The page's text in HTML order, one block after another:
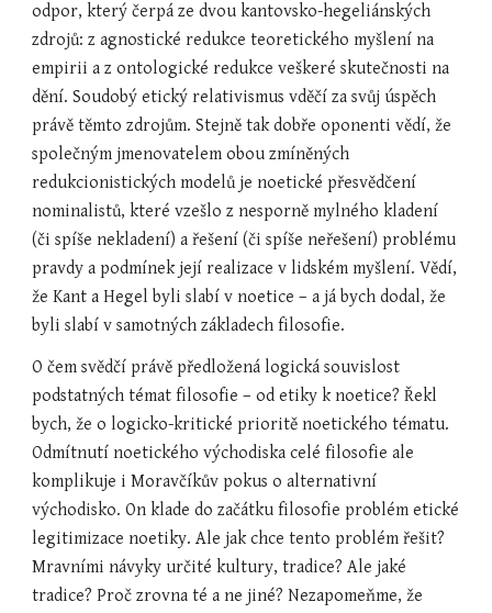
odpor, který čerpá ze dvou kantovsko-hegeliánských
zdrojů: z agnostické redukce teoretického myšlení na
empirii a z ontologické redukce veškeré skutečnosti na
dění. Soudobý etický relativismus vděčí za svůj úspěch
právě těmto zdrojům. Stejně tak dobře oponenti vědí, že
společným jmenovatelem obou zmíněných
redukcionistických modelů je noetické přesvědčení
nominalistů, které vzešlo z nesporně mylného kladení
(či spíše nekladení) a řešení (či spíše neřešení) problému
pravdy a podmínek její realizace v lidském myšlení. Vědí,
že Kant a Hegel byli slabí v noetice – a já bych dodal, že
byli slabí v samotných základech filosofie.
O čem svědčí právě předložená logická souvislost
podstatných témat filosofie – od etiky k noetice? Řekl
bych, že o logicko-kritické prioritě noetického tématu.
Odmítnutí noetického východiska celé filosofie ale
komplikuje i Moravčíkův pokus o alternativní
východisko. On klade do začátku filosofie problém etické
legitimizace noetiky. Ale jak chce tento problém řešit?
Mravními návyky určité kultury, tradice? Ale jaké
tradice? Proč zrovna té a ne jiné? Nezapomeňme, že